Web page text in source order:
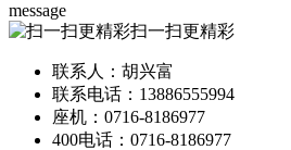
message
扫一扫更精彩
联系人：胡兴富
联系电话：13886555994
座机：0716-8186977
400电话：0716-8186977